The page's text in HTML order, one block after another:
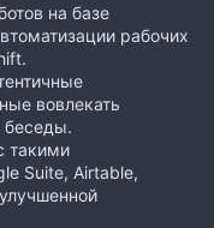
на базе
рабочих
вовлекать
беседы.
такими
Suite, Airtable,